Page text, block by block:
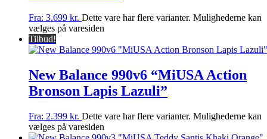
Fra: 3.699 kr. Dette vare har flere varianter. Mulighederne kan
vælges på varesiden
Tilbud!
New Balance 990v6 “MiUSA Action
Bronson Lapis Lazuli”
Fra: 2.399 kr. Dette vare har flere varianter. Mulighederne kan
vælges på varesiden